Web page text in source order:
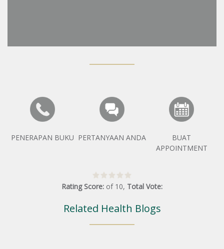
PENERAPAN BUKU PERTANYAAN ANDA
BUAT
APPOINTMENT
Rating Score: of 10, Total Vote:
Related Health Blogs